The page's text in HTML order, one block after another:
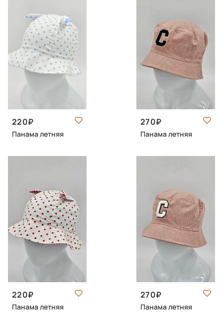
220
Панама летняя
270
Панама летняя
220
Панама летняя
270
Панама летняя